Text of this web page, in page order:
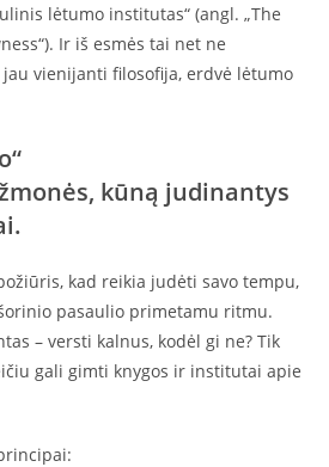
lėtumo institutas“ (angl. „The
Ir iš esmės tai net ne
vienijanti filosofija, erdvė lėtumo
kūną judinantys
kad reikia judėti savo tempu,
pasaulio primetamu ritmu.
– versti kalnus, kodėl gi ne? Tik
gali gimti knygos ir institutai apie